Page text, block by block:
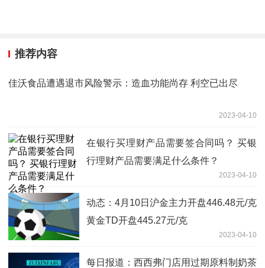
推荐内容
佳沃食品遭遇退市风险警示：造血功能尚存 利空已出尽
2023-04-10
在银行买理财产品需要签合同吗？ 买银
行理财产品需要满足什么条件？
2023-04-10
动态：4月10日沪金主力开盘446.48元/克
黄金TD开盘445.27元/克
2023-04-10
每日报道：西西弗门店用过期原料制奶茶